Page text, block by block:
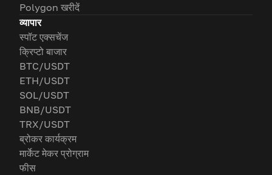
Polygon खरीदें
व्यापार
स्पॉट एक्सचेंज
क्रिप्टो बाजार
BTC/USDT
ETH/USDT
SOL/USDT
BNB/USDT
TRX/USDT
ब्रोकर कार्यक्रम
मार्केट मेकर प्रोग्राम
फीस